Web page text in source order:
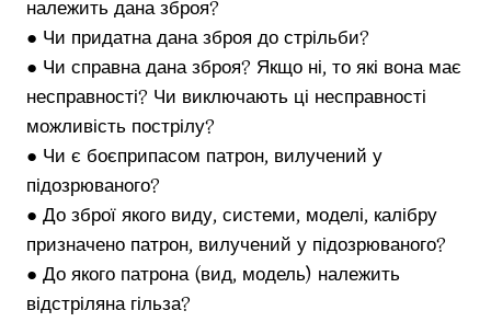
належить дана зброя?
● Чи придатна дана зброя до стрільби?
● Чи справна дана зброя? Якщо ні, то які вона має
несправності? Чи виключають ці несправності
можливість пострілу?
● Чи є боєприпасом патрон, вилучений у
підозрюваного?
● До зброї якого виду, системи, моделі, калібру
призначено патрон, вилучений у підозрюваного?
● До якого патрона (вид, модель) належить
відстріляна гільза?